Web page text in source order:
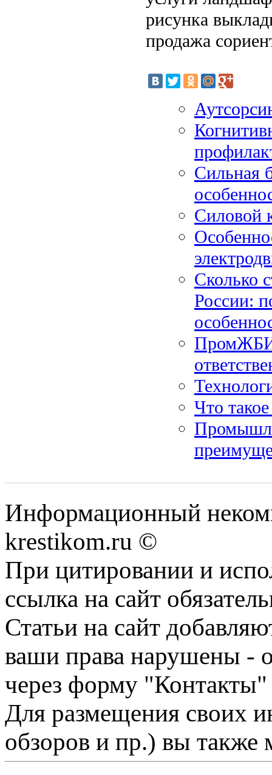
рисунка
продажа
Сильная
Силовой
Сколько
России:
ПромЖБИ:
Что
Информационный
krestikom.ru ©
При цитировании и
ссылка на сайт
Статьи на сайт
ваши права нарушены -
через форму "Контакты"
Для размещения своих
обзоров и пр.) вы также